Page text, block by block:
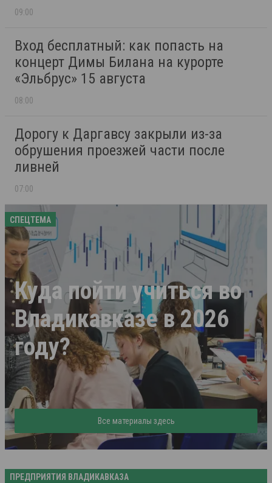
09:00
Вход бесплатный: как попасть на
концерт Димы Билана на курорте
«Эльбрус» 15 августа
08:00
Дорогу к Даргавсу закрыли из-за
обрушения проезжей части после
ливней
07:00
СПЕЦТЕМА
Куда пойти учиться во
Владикавказе в 2026
году?
Все материалы здесь
ПРЕДПРИЯТИЯ ВЛАДИКАВКАЗА